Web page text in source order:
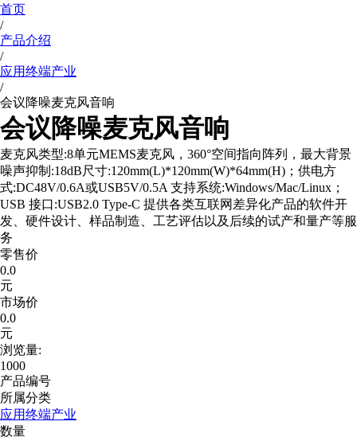
首页
/
产品介绍
/
应用终端产业
/
会议降噪麦克风音响
会议降噪麦克风音响
麦克风类型:8单元MEMS麦克风，360°空间指向阵列，最大背景
噪声抑制:18dB尺寸:120mm(L)*120mm(W)*64mm(H)；供电方
式:DC48V/0.6A或USB5V/0.5A 支持系统:Windows/Mac/Linux；
USB 接口:USB2.0 Type-C 提供各类互联网差异化产品的软件开
发、硬件设计、样品制造、工艺评估以及后续的试产和量产等服
务
零售价
0.0
元
市场价
0.0
元
浏览量:
1000
产品编号
所属分类
应用终端产业
数量